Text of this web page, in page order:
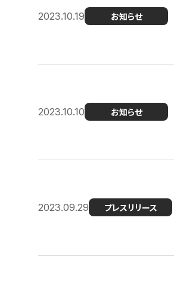
2023.10.19 お知らせ
2023.10.10 お知らせ
2023.09.29 プレスリリース